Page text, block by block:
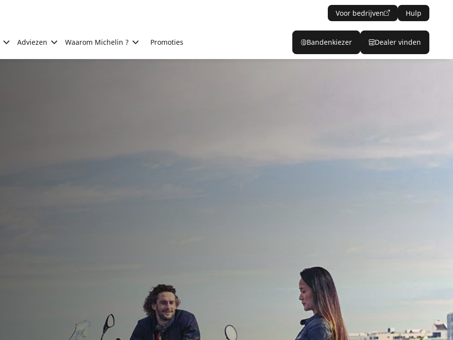
Voor bedrijven Hulp
Adviezen Waarom Michelin ? Promoties Bandenkiezer Dealer vinden